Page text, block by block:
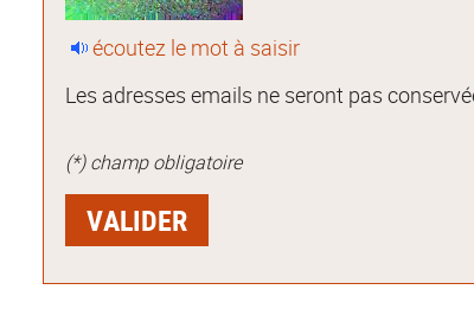
écoutez le mot à saisir
Les adresses emails ne seront pas
(*) champ obligatoire